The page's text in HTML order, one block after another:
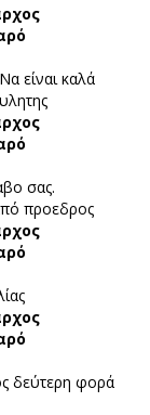
είναι καλά
σας.
προεδρος
δεύτερη φορά